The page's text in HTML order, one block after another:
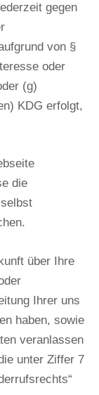
gegen
von §
oder
(g)
KDG erfolgt,
die
über Ihre
Ihrer uns
haben, sowie
veranlassen
unter Ziffer 7